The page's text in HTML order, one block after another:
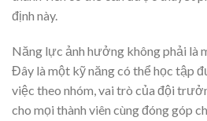
định này.
Năng lực ảnh hưởng không phải là
Đây là một kỹ năng có thể học tập
việc theo nhóm, vai trò của đội
cho mọi thành viên cùng đóng góp